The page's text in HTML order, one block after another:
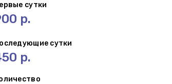
сутки
р.
сутки
р.